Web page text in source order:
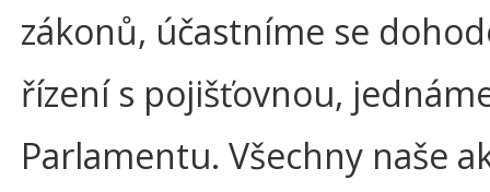
zákonů, účastníme se
řízení s pojišťovnou,
Parlamentu. Všechny naše